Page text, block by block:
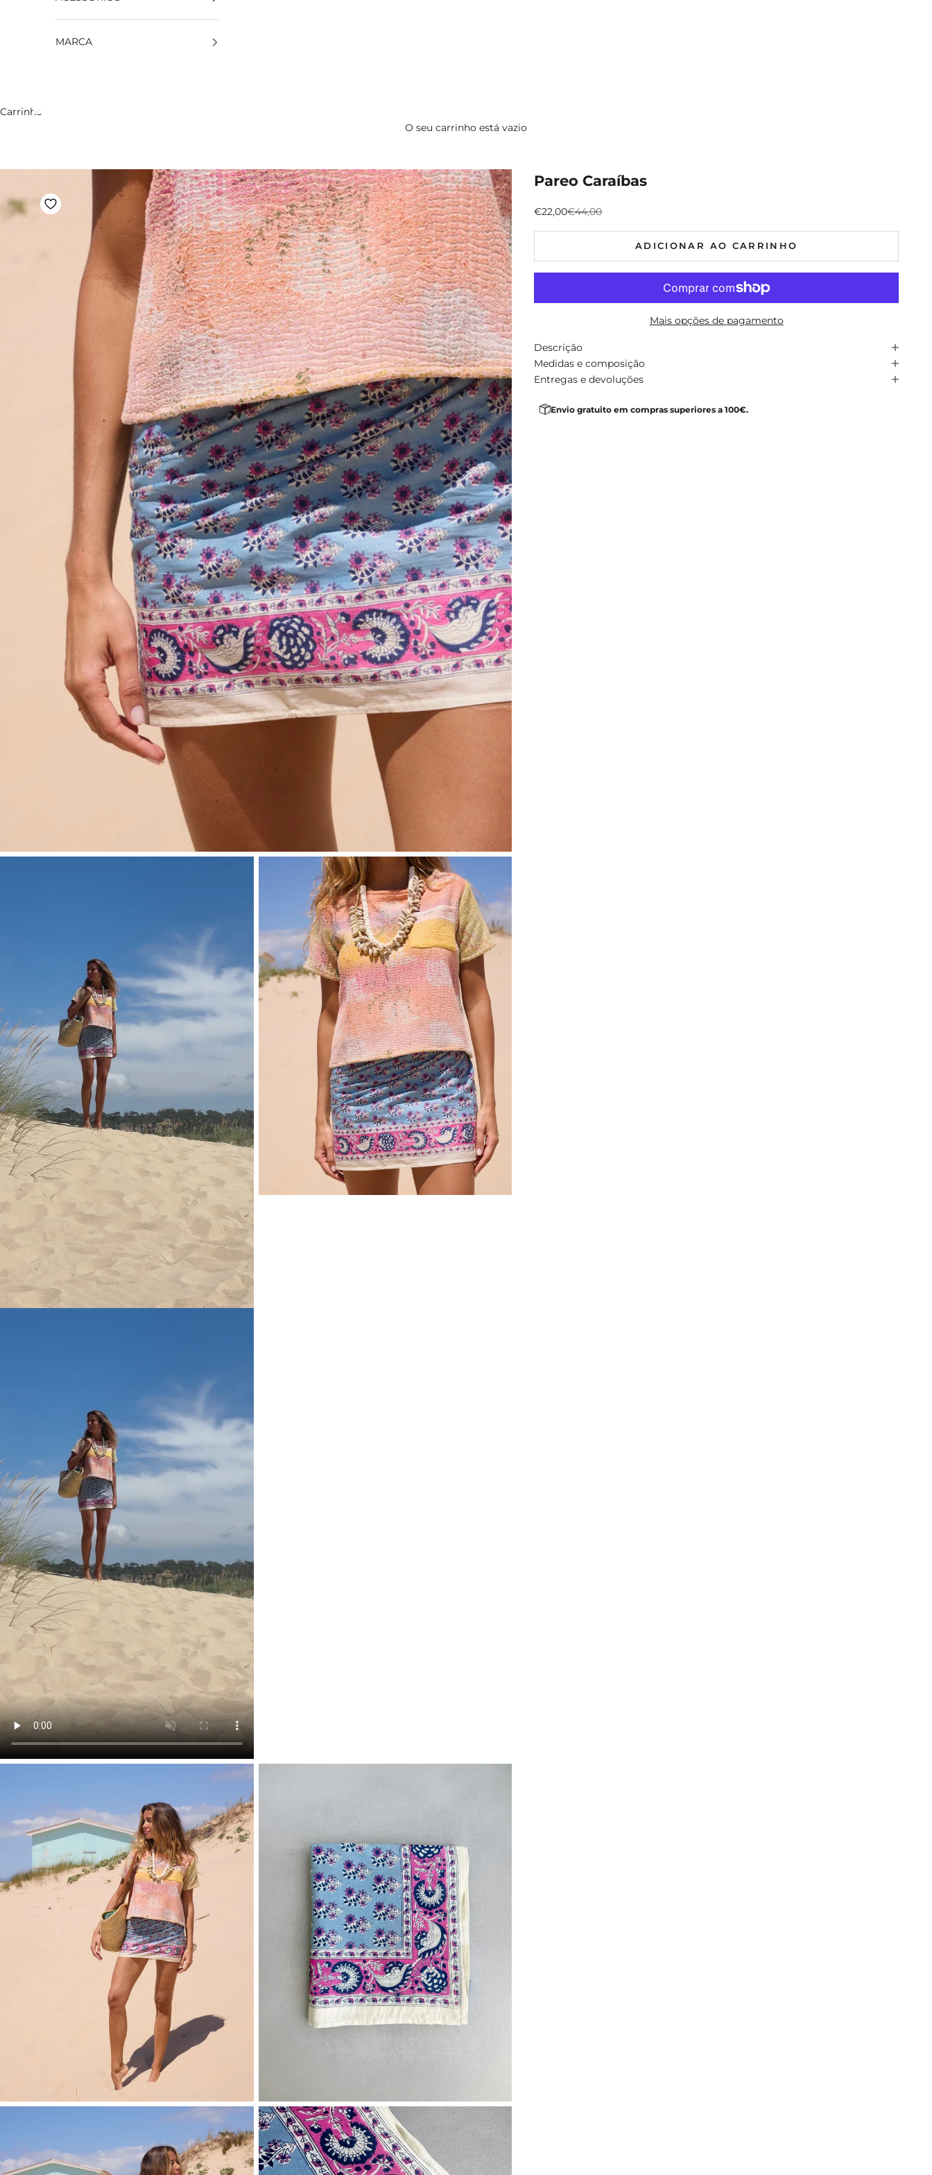
MARCA
Carrinho
O seu carrinho está vazio
Pareo Caraíbas
Preço promocional
€22,00Preço normal
€44,00
ADICIONAR AO CARRINHO
Mais opções de pagamento
Descrição
Medidas e composição
Entregas e devoluções
Envio gratuito em compras superiores a 100€.